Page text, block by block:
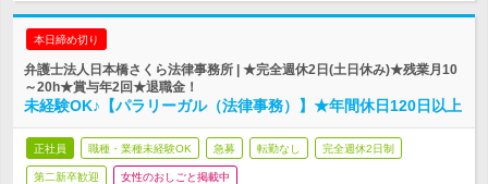
本日締め切り
弁護士法人日本橋さくら法律事務所 | ★完全週休2日(土日休み)★残業月10
～20h★賞与年2回★退職金！
未経験OK♪【パラリーガル（法律事務）】★年間休日120日以上
正社員 職種・業種未経験OK 急募 転勤なし 完全週休2日制
第二新卒歓迎 女性のおしごと掲載中